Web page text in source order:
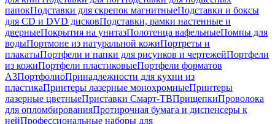
папокПодставки для скрепок магнитныеПодставки и боксы
для CD и DVD дисковПодставки, рамки настенные и
дверныеПокрытия на унитазПолотенца вафельныеПомпы для
водыПортмоне из натуральной кожиПортреты и
плакатыПортфели и папки для рисунков и чертежейПортфели
из кожиПортфели пластиковыеПортфели форматов
А3ПортфолиоПринадлежности для кухни из
пластикаПринтеры лазерные монохромныеПринтеры
лазерные цветныеПриставки Смарт-ТВПрищепкиПроволока
для опломбированияПротирочная бумага и диспенсеры к
нейПрофессиональные наборы для